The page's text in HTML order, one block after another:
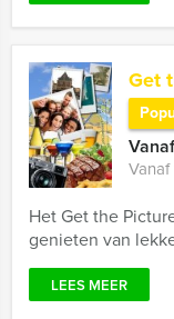
Get
Vanaf
Het Get the
genieten van
LEES MEER